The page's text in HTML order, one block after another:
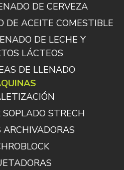
DE CERVEZA
DE ACEITE COMESTIBLE
DE LECHE Y
LÁCTEOS
DE LLENADO
SOPLADO STRECH